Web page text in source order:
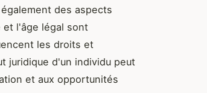
des aspects
et l'âge légal sont
les droits et
juridique d'un individu peut
et aux opportunités